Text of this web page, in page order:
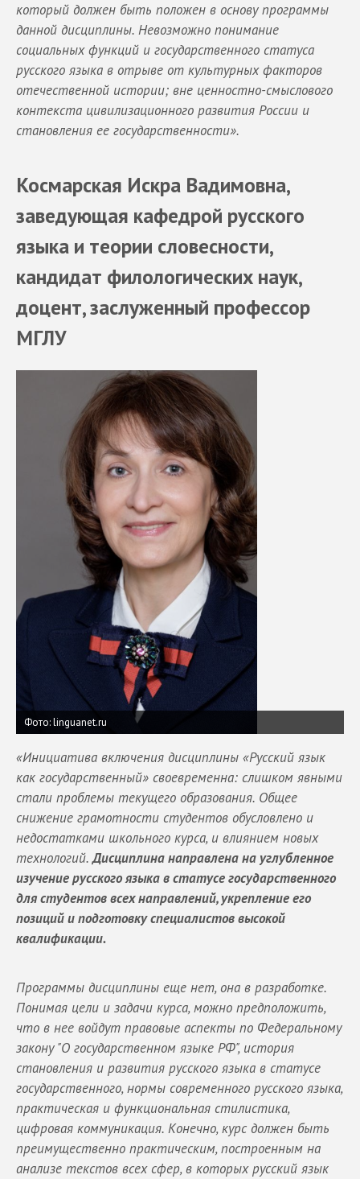
который должен быть положен в основу программы
данной дисциплины. Невозможно понимание
социальных функций и государственного статуса
русского языка в отрыве от культурных факторов
отечественной истории; вне ценностно-смыслового
контекста цивилизационного развития России и
становления ее государственности».
Космарская Искра Вадимовна,
заведующая кафедрой русского
языка и теории словесности,
кандидат филологических наук,
доцент, заслуженный профессор
МГЛУ
Фото: linguanet.ru
«Инициатива включения дисциплины «Русский язык
как государственный» своевременна: слишком явными
стали проблемы текущего образования. Общее
снижение грамотности студентов обусловлено и
недостатками школьного курса, и влиянием новых
технологий.Дисциплина направлена на углубленное
изучение русского языка в статусе государственного
для студентов всех направлений, укрепление его
позиций и подготовку специалистов высокой
квалификации.
Программы дисциплины еще нет, она в разработке.
Понимая цели и задачи курса, можно предположить,
что в нее войдут правовые аспекты по Федеральному
закону "О государственном языке РФ", история
становления и развития русского языка в статусе
государственного, нормы современного русского языка,
практическая и функциональная стилистика,
цифровая коммуникация. Конечно, курс должен быть
преимущественно практическим, построенным на
анализе текстов всех сфер, в которых русский язык